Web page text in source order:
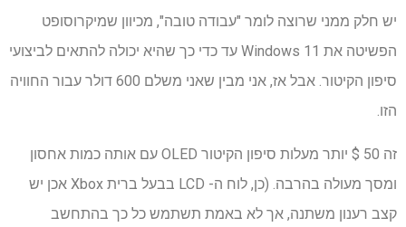
יש חלק ממני שרוצה לומר "עבודה טובה", מכיוון שמיקרוסופט
הפשיטה את Windows 11 עד כדי כך שהיא יכולה להתאים לביצועי
סיפון הקיטור. אבל אז, אני מבין שאני משלם 600 דולר עבור החוויה
הזו.
זה 50 $ יותר מעלות סיפון הקיטור OLED עם אותה כמות אחסון
ומסך מעולה בהרבה. (כן, לוח ה- LCD בבעל ברית Xbox אכן יש
קצב רענון משתנה, אך לא באמת תשתמש כל כך בהתחשב